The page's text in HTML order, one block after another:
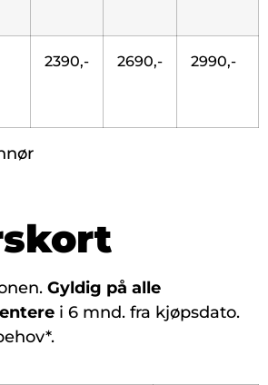
2390,- 2690,- 2990,-
Gyldig på alle
i 6 mnd. fra kjøpsdato.